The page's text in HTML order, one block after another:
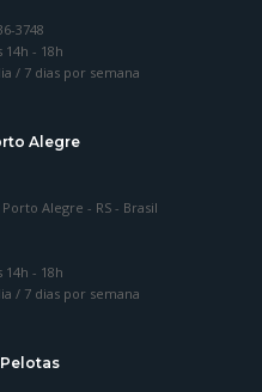
3748
- 18h
/ 7 dias por semana
Alegre
Alegre - RS - Brasil
- 18h
/ 7 dias por semana